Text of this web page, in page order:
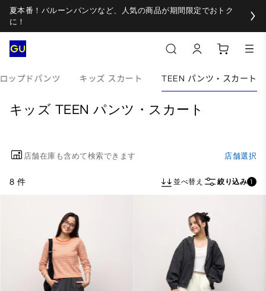
夏本番！バルーンパンツなど、人気の商品が期間限定でおトク
に！
ップドパンツ キッズ スカート TEEN パンツ・スカート
キッズ TEEN パンツ・スカート
店舗在庫も含めて検索できます 店舗選択
8 件 並べ替え 絞り込み 1